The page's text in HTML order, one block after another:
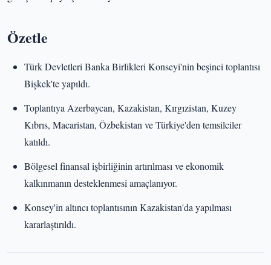
Özetle
Türk Devletleri Banka Birlikleri Konseyi'nin beşinci toplantısı
Bişkek'te yapıldı.
Toplantıya Azerbaycan, Kazakistan, Kırgızistan, Kuzey
Kıbrıs, Macaristan, Özbekistan ve Türkiye'den temsilciler
katıldı.
Bölgesel finansal işbirliğinin artırılması ve ekonomik
kalkınmanın desteklenmesi amaçlanıyor.
Konsey'in altıncı toplantısının Kazakistan'da yapılması
kararlaştırıldı.